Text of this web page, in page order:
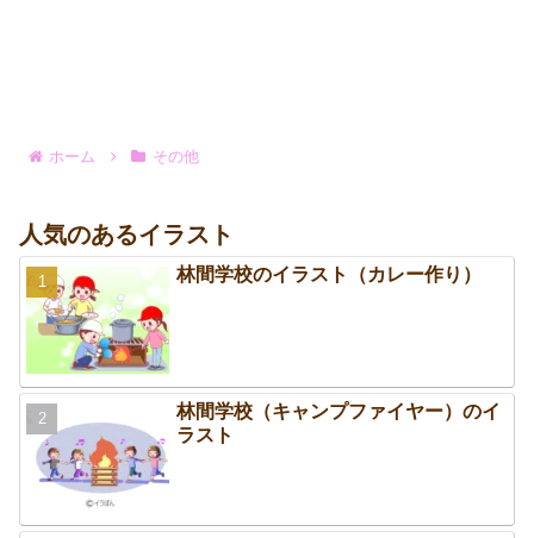
ホーム その他
人気のあるイラスト
林間学校のイラスト（カレー作り）
林間学校（キャンプファイヤー）のイ
ラスト